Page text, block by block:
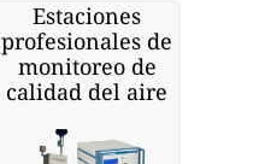
Estaciones
profesionales de
monitoreo de
calidad del aire